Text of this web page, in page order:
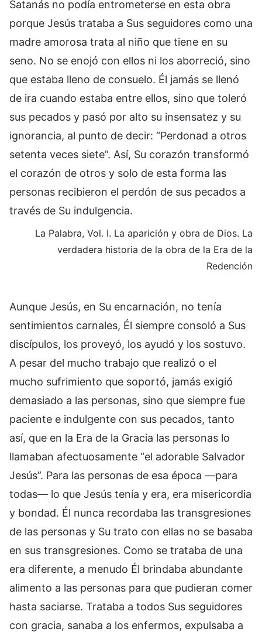
Satanás no podía entrometerse en esta obra
porque Jesús trataba a Sus seguidores como una
madre amorosa trata al niño que tiene en su
seno. No se enojó con ellos ni los aborreció, sino
que estaba lleno de consuelo. Él jamás se llenó
de ira cuando estaba entre ellos, sino que toleró
sus pecados y pasó por alto su insensatez y su
ignorancia, al punto de decir: “Perdonad a otros
setenta veces siete”. Así, Su corazón transformó
el corazón de otros y solo de esta forma las
personas recibieron el perdón de sus pecados a
través de Su indulgencia.
La Palabra, Vol. I. La aparición y obra de Dios. La
verdadera historia de la obra de la Era de la
Redención
Aunque Jesús, en Su encarnación, no tenía
sentimientos carnales, Él siempre consoló a Sus
discípulos, los proveyó, los ayudó y los sostuvo.
A pesar del mucho trabajo que realizó o el
mucho sufrimiento que soportó, jamás exigió
demasiado a las personas, sino que siempre fue
paciente e indulgente con sus pecados, tanto
así, que en la Era de la Gracia las personas lo
llamaban afectuosamente “el adorable Salvador
Jesús”. Para las personas de esa época —para
todas— lo que Jesús tenía y era, era misericordia
y bondad. Él nunca recordaba las transgresiones
de las personas y Su trato con ellas no se basaba
en sus transgresiones. Como se trataba de una
era diferente, a menudo Él brindaba abundante
alimento a las personas para que pudieran comer
hasta saciarse. Trataba a todos Sus seguidores
con gracia, sanaba a los enfermos, expulsaba a